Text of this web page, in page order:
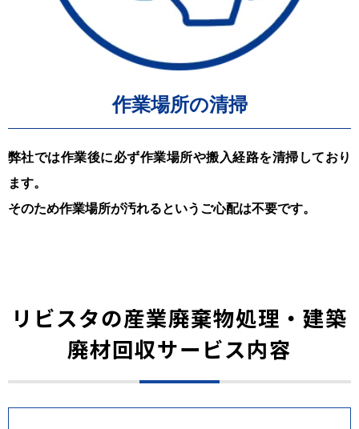
作業場所の清掃
弊社では作業後に必ず作業場所や搬入経路を清掃しており
ます。
そのため作業場所が汚れるというご心配は不要です。
リビスタの産業廃棄物処理・建築
廃材回収サービス内容